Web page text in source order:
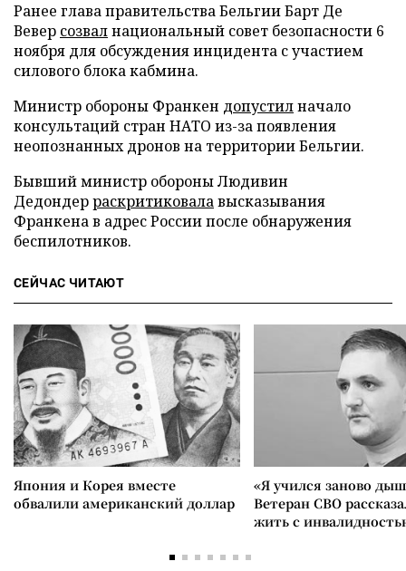
Ранее глава правительства Бельгии Барт Де
Вевер созвалнациональный совет безопасности 6
ноября для обсуждения инцидента с участием
силового блока кабмина.
Министр обороны Франкен допустилначало
консультаций стран НАТО из-за появления
неопознанных дронов на территории Бельгии.
Бывший министр обороны Людивин
Дедондерраскритиковалавысказывания
Франкена в адрес России после обнаружения
беспилотников.
СЕЙЧАС ЧИТАЮТ
Япония и Корея вместе
обвалили американский доллар
«Я учился заново
Ветеран СВО
жить с